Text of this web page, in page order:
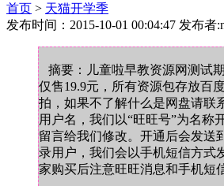
首页 > 天猫开学季
发布时间：2015-10-01 00:04:47 发布者
摘要：儿童啦早教资源网测试
仅售19.9元，所有资源包存放百
拍，如果不了解什么是网盘请联
用户名，我们以“旺旺号”为名称
留言给我们修改。开通后会发送
录用户，我们会以手机短信方式
家购买后注意旺旺消息和手机短